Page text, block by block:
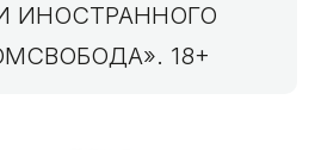
ИНОСТРАННОГО
18+